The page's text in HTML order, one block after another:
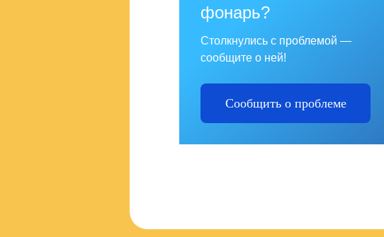
фонарь?
Столкнулись с проблемой —
сообщите о ней!
Сообщить о проблеме